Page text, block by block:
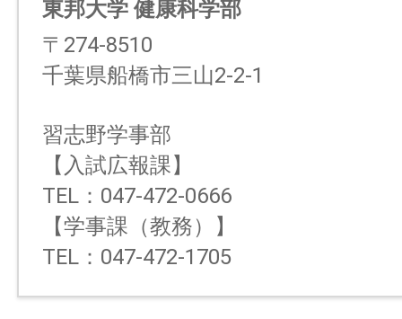
東邦大学 健康科学部
〒274-8510
千葉県船橋市三山2-2-1
習志野学事部
【入試広報課】
TEL：047-472-0666
【学事課（教務）】
TEL：047-472-1705